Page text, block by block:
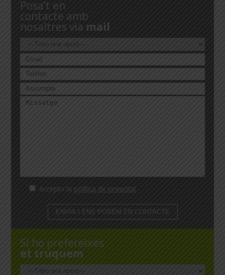
Posa’t en
contacte amb
nosaltres via mail
Accepto la política de privacitat
Si ho prefereixes
et truquem